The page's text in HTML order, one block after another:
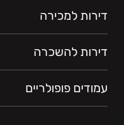
דירות למכירה
דירות להשכרה
עמודים פופולריים